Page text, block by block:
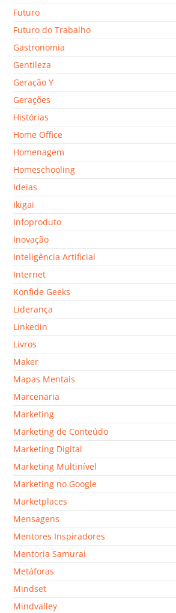
Futuro
Futuro do Trabalho
Gastronomia
Gentileza
Geração Y
Gerações
Histórias
Home Office
Homenagem
Homeschooling
Ideias
Ikigai
Infoproduto
Inovação
Inteligência Artificial
Internet
Konfide Geeks
Liderança
Linkedin
Livros
Maker
Mapas Mentais
Marcenaria
Marketing
Marketing de Conteúdo
Marketing Digital
Marketing Multinível
Marketing no Google
Marketplaces
Mensagens
Mentores Inspiradores
Mentoria Samurai
Metáforas
Mindset
Mindvalley